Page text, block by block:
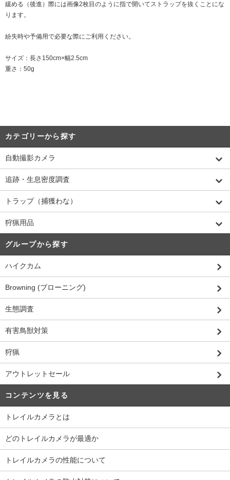
緩める（後進）際には画像2枚目のように指で開いてストラップを抜くことにな
ります。
紛失時や予備用で必要な際にご利用ください。
サイズ：長さ150cm×幅2.5cm
重さ：50g
カテゴリーから探す
自動撮影カメラ
追跡・生息密度調査
トラップ（捕獲わな）
狩猟用品
グループから探す
ハイクカム
Browning (ブローニング)
生態調査
有害鳥獣対策
狩猟
アウトレットセール
コンテンツを見る
トレイルカメラとは
どのトレイルカメラが最適か
トレイルカメラの性能について